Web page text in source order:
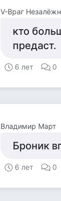
V-Враг
кто
предаст.
6 лет 0
Владимир Март
Броник
6 лет 0